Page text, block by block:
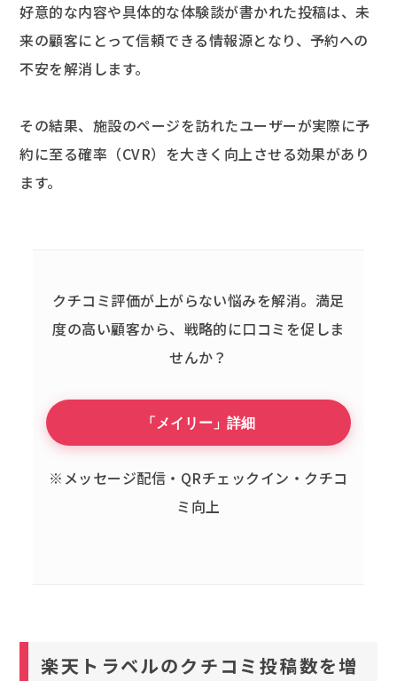
好意的な内容や具体的な体験談が書かれた投稿は、未
来の顧客にとって信頼できる情報源となり、予約への
不安を解消します。
その結果、施設のページを訪れたユーザーが実際に予
約に至る確率（CVR）を大きく向上させる効果があり
ます。
クチコミ評価が上がらない悩みを解消。 満足
度の高い顧客から、戦略的に口コミを促しま
せんか？
「メイリー」詳細
※メッセージ配信・QRチェックイン・クチコ
ミ向上
楽天トラベルのクチコミ投稿数を増